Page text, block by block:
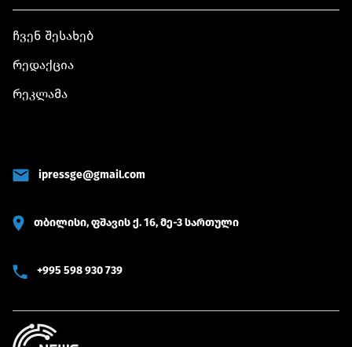
ჩვენ შესახებ
რედაქცია
რეკლამა
ipressge@gmail.com
თბილისი, ფშავის ქ. 16, მე-3 სართული
+995 598 930 739